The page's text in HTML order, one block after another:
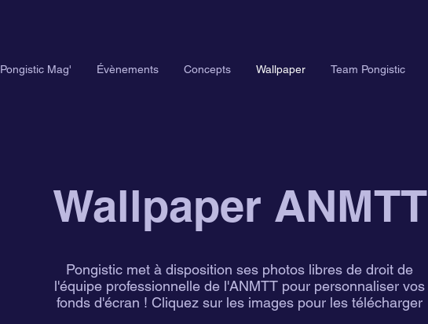
Pongistic Mag' Évènements Concepts Wallpaper Team Pongistic
Wallpaper ANMTT
Pongistic met à disposition ses photos libres de droit de
l'équipe professionnelle de l'ANMTT pour personnaliser vos
fonds d'écran ! Cliquez sur les images pour les télécharger